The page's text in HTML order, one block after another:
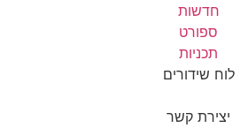
חדשות
ספורט
תכניות
לוח שידורים
יצירת קשר